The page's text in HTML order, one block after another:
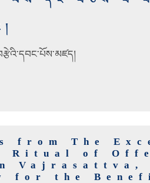
from The
Ritual of
Vajrasattva,
for the